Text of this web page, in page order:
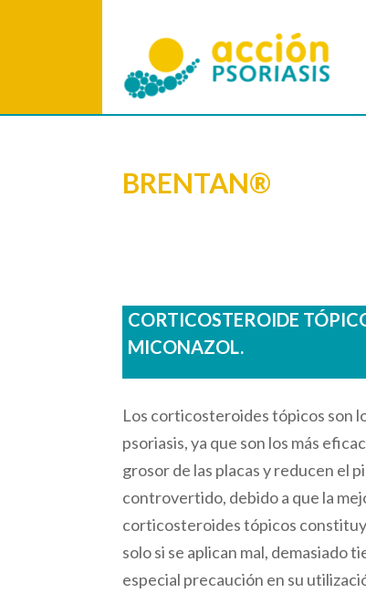
BRENTAN®
CORTICOSTEROIDE
MICONAZOL.
Los corticosteroides tópicos son
psoriasis, ya que son los más
grosor de las placas y reducen el
controvertido, debido a que la
corticosteroides tópicos
solo si se aplican mal, demasiado
especial precaución en su